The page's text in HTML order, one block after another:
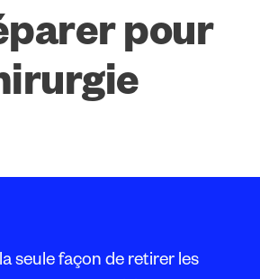
pour
seule façon de retirer les